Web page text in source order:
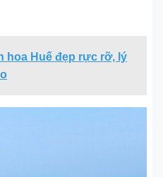
hoa Huế đẹp rực rỡ, lý